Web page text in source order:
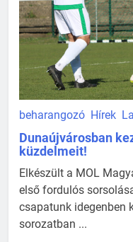
beharangozó Hírek
Dunaújvárosban
küzdelmeit!
Elkészült a MOL
első fordulós
csapatunk idegenben
sorozatban ...